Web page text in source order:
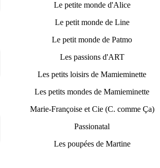
Le petite monde d'Alice
Le petit monde de Line
Le petit monde de Patmo
Les passions d'ART
Les petits loisirs de Mamieminette
Les petits mondes de Mamieminette
Marie-Françoise et Cie (C. comme Ça)
Passionatal
Les poupées de Martine